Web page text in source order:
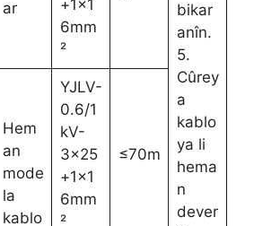
bikar
anîn.
5.
Cûrey
a
kablo
ya li
hema
n
dever
ar
+1×1
6mm
²
Hem
an
mode
la
kablo
YJLV-
0.6/1
kV-
3×25
+1×1
6mm
²
≤70m